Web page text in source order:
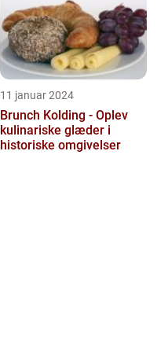
11 januar 2024
Brunch Kolding - Oplev
kulinariske glæder i
historiske omgivelser